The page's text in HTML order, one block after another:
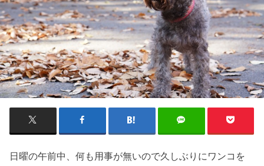
日曜の午前中、何も用事が無いので久しぶりにワンコを